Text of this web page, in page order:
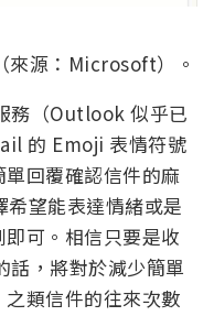
源：Microsoft）。
務（Outlook 似乎已
的 Emoji 表情符號
回覆確認信件的麻
望能表達情緒或是
可。相信只要是收
，將對於減少簡單
類信件的往來次數